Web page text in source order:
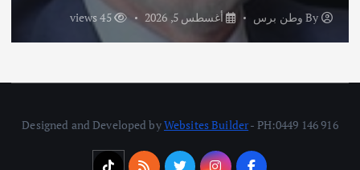
وطن برس أغسطس 3, 2026 57 views
Designed and Developed byWebsites Builder- PH:0449 146 916